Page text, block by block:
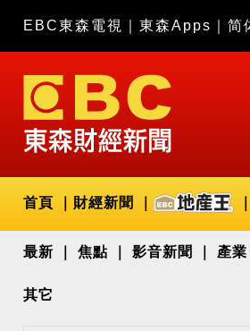
EBC東森電視 東森Apps 简
首頁 財經新聞
最新 焦點 影音新聞 產業
其它